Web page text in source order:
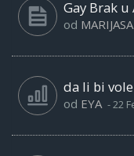
Gay Brak
od
da li bi
od EYA -22